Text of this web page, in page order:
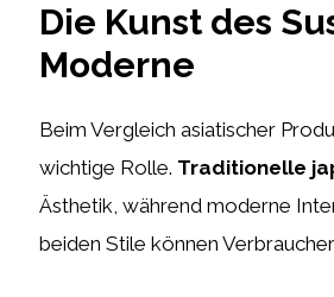
Die Kunst des
Moderne
Beim Vergleich asiatischer
wichtige Rolle. Traditionelle
Ästhetik, während moderne
beiden Stile können